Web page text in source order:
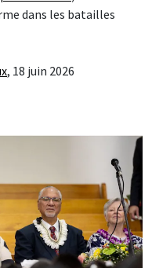
dans les batailles
, 18 juin 2026